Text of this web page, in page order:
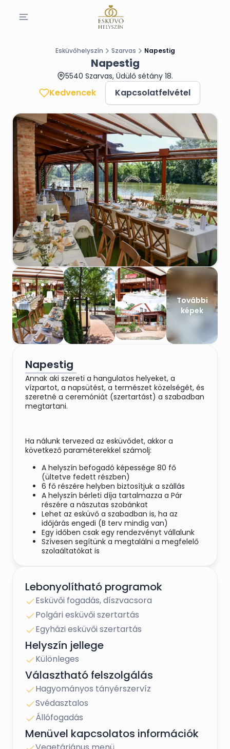
Esküvőhelyszín Szarvas Napestig
Napestig
5540 Szarvas, Üdülő sétány 18.
Kedvencek Kapcsolatfelvétel
További
képek
Napestig
Annak aki szereti a hangulatos helyeket, a
vízpartot, a napsütést, a természet közelségét, és
szeretné a ceremóniát (szertartást) a szabadban
megtartani.
Ha nálunk tervezed az esküvődet, akkor a
következő paraméterekkel számolj:
A helyszín befogadó képessége 80 fő
(ültetve fedett részben)
6 fő részére helyben biztosítjuk a szállás
A helyszín bérleti díja tartalmazza a Pár
részére a nászutas szobánkat
Lehet az esküvő a szabadban is, ha az
időjárás engedi (B terv mindig van)
Egy időben csak egy rendezvényt vállalunk
Szívesen segítünk a megtalálni a megfelelő
szolgáltatókat is
felújított kollégiumokban és hostelekben
A helyszínre akár hajóval, csónakkal, SUP-pal
is érkezhettek
Kreatív fotózásra is alkalmas a helyszín
Különleges hangulat és egyedi adottság!
Szeretettel várunk festői környezetben, a
Körösök-völgyében, Szarvason, közvetlen vízparti
rendezvény helyszínünkön, ahol minden adott
egy hangulatos szertartáshoz és felejthetetlen
ünnepléshez.
Lebonyolítható programok
Esküvői fogadás, díszvacsora
Polgári esküvői szertartás
Egyházi esküvői szertartás
Helyszín jellege
Különleges
Választható felszolgálás
Hagyományos tányérszervíz
Svédasztalos
Állófogadás
Menüvel kapcsolatos információk